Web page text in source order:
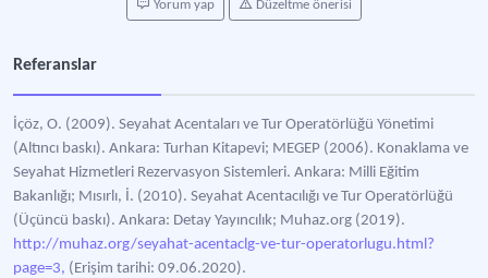
Yorum yap Düzeltme önerisi
Referanslar
İçöz, O. (2009). Seyahat Acentaları ve Tur Operatörlüğü Yönetimi
(Altıncı baskı). Ankara: Turhan Kitapevi; MEGEP (2006). Konaklama ve
Seyahat Hizmetleri Rezervasyon Sistemleri. Ankara: Milli Eğitim
Bakanlığı; Mısırlı, İ. (2010). Seyahat Acentacılığı ve Tur Operatörlüğü
(Üçüncü baskı). Ankara: Detay Yayıncılık; Muhaz.org (2019).
http://muhaz.org/seyahat-acentaclg-ve-tur-operatorlugu.html?
page=3, (Erişim tarihi: 09.06.2020).